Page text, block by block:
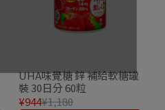
UHA味覺糖 鋅 補給軟糖罐
裝 30日分 60粒
¥944¥1,180